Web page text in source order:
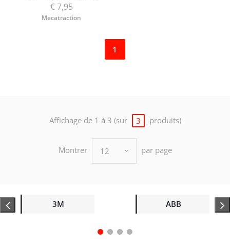
€ 7,95
Mecatraction
1
Affichage de 1 à 3 (sur 3 produits)
Montrer 12 par page
3M ABB